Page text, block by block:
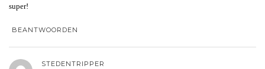
super!
BEANTWOORDEN
STEDENTRIPPER